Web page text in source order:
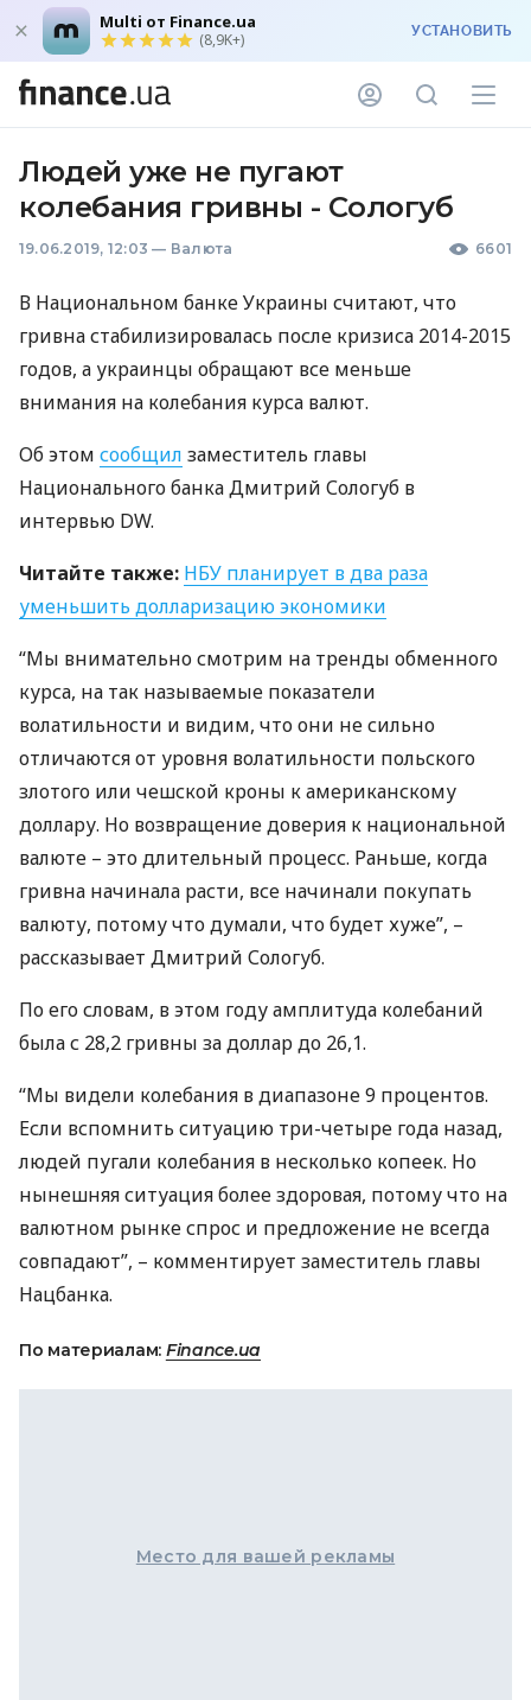
Multi от Finance.ua
(8,9K+) УСТАНОВИТЬ
Людей уже не пугают
колебания гривны - Сологуб
19.06.2019, 12:03 — Валюта 6601
В Национальном банке Украины считают, что
гривна стабилизировалась после кризиса 2014-2015
годов, а украинцы обращают все меньше
внимания на колебания курса валют.
Об этом сообщил заместитель главы
Национального банка Дмитрий Сологуб в
интервью DW.
Читайте также: НБУ планирует в два раза
уменьшить долларизацию экономики
“Мы внимательно смотрим на тренды обменного
курса, на так называемые показатели
волатильности и видим, что они не сильно
отличаются от уровня волатильности польского
злотого или чешской кроны к американскому
доллару. Но возвращение доверия к национальной
валюте – это длительный процесс. Раньше, когда
гривна начинала расти, все начинали покупать
валюту, потому что думали, что будет хуже”, –
рассказывает Дмитрий Сологуб.
По его словам, в этом году амплитуда колебаний
была с 28,2 гривны за доллар до 26,1.
“Мы видели колебания в диапазоне 9 процентов.
Если вспомнить ситуацию три-четыре года назад,
людей пугали колебания в несколько копеек. Но
нынешняя ситуация более здоровая, потому что на
валютном рынке спрос и предложение не всегда
совпадают”, – комментирует заместитель главы
Нацбанка.
По материалам: Finance.ua
Место для вашей рекламы